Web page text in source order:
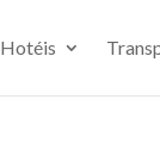
Hotéis